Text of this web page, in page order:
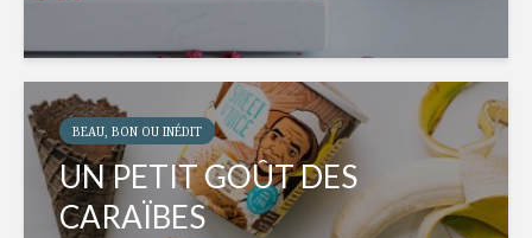
BEAU, BON OU INÉDIT
UN PETIT GOÛT DES
CARAÏBES